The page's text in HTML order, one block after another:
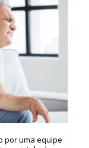
por uma equipe